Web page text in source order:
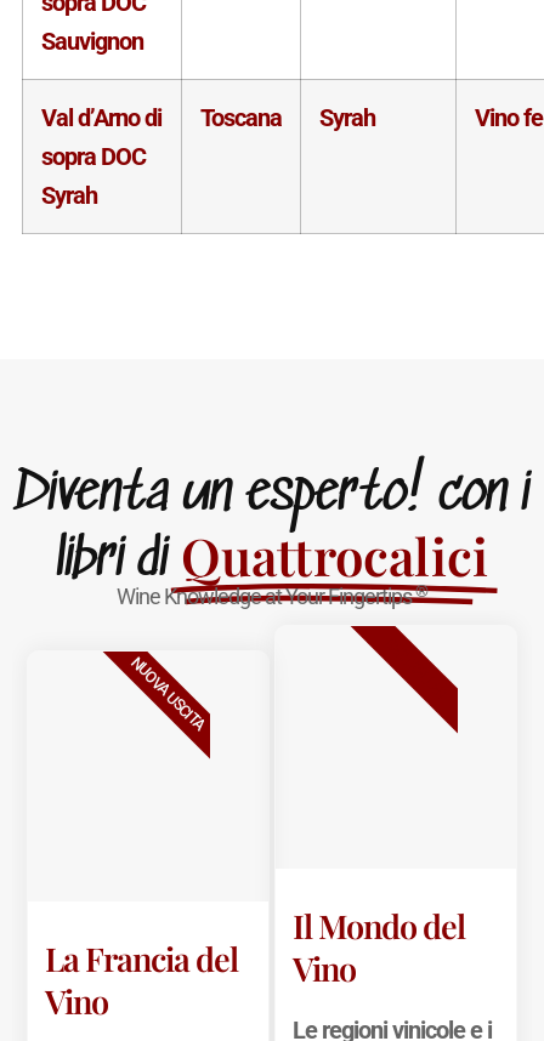
Sauvignon
Val d’Arno di
sopra DOC
Syrah
Toscana Syrah Vino
Diventa un esperto! con i
libri di Quattrocalici
Wine Knowledge at Your Fingertips®
La Francia del
Vino
NUOVA USCITA
Il Mondo del
Vino
Le regioni vinicole e i
BESTSELLER